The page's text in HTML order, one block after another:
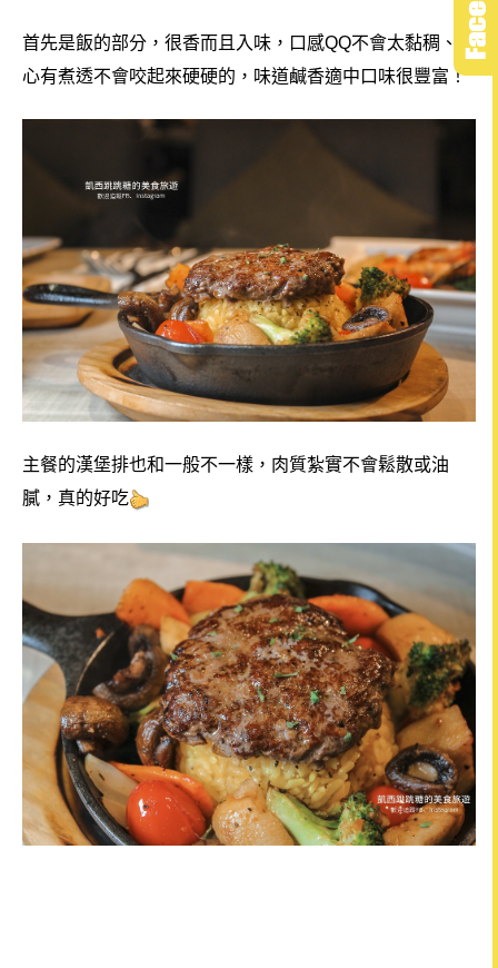
首先是飯的部分，很香而且入味，口感QQ不會太黏稠、米
心有煮透不會咬起來硬硬的，味道鹹香適中口味很豐富！
主餐的漢堡排也和一般不一樣，肉質紮實不會鬆散或油
膩，真的好吃